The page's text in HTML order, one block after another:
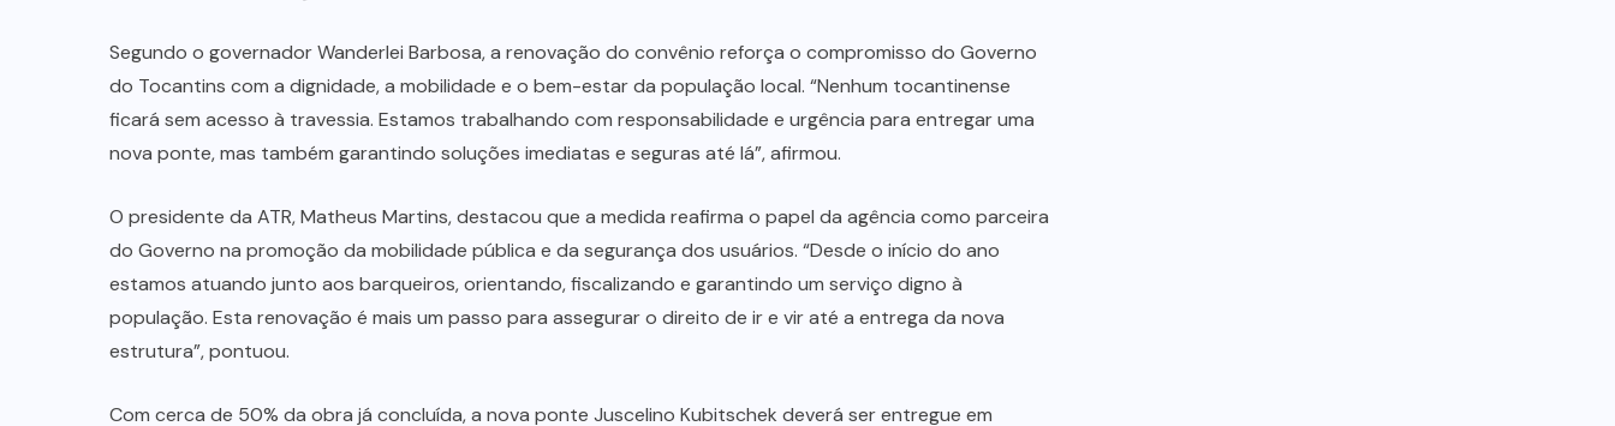
Segundo o governador Wanderlei Barbosa, a renovação do convênio reforça o compromisso do Governo
do Tocantins com a dignidade, a mobilidade e o bem-estar da população local. “Nenhum tocantinense
ficará sem acesso à travessia. Estamos trabalhando com responsabilidade e urgência para entregar uma
nova ponte, mas também garantindo soluções imediatas e seguras até lá”, afirmou.
O presidente da ATR, Matheus Martins, destacou que a medida reafirma o papel da agência como parceira
do Governo na promoção da mobilidade pública e da segurança dos usuários. “Desde o início do ano
estamos atuando junto aos barqueiros, orientando, fiscalizando e garantindo um serviço digno à
população. Esta renovação é mais um passo para assegurar o direito de ir e vir até a entrega da nova
estrutura”, pontuou.
Com cerca de 50% da obra já concluída, a nova ponte Juscelino Kubitschek deverá ser entregue em